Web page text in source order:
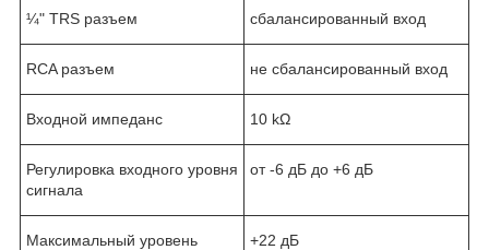
¼" TRS разъем сбалансированный вход
RCA разъем не сбалансированный вход
Входной импеданс 10 kΩ
Регулировка входного уровня
сигнала
от -6 дБ до +6 дБ
Максимальный уровень
+22 дБ